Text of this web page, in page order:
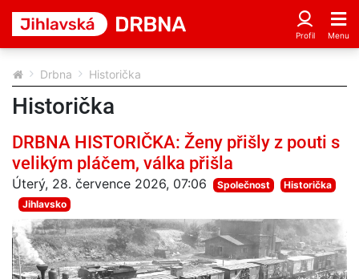
Drbna Historička
Historička
DRBNA HISTORIČKA: Ženy přišly z pouti s
velikým pláčem, válka přišla
Úterý, 28. července 2026, 07:06 Společnost
Historička
Jihlavsko